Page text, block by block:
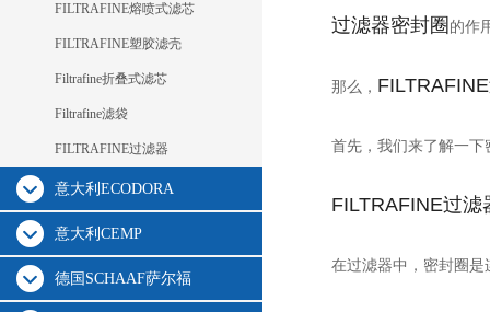
FILTRAFINE熔喷式滤芯
FILTRAFINE塑胶滤壳
Filtrafine折叠式滤芯
Filtrafine滤袋
FILTRAFINE过滤器
意大利ECODORA
意大利CEMP
德国SCHAAF萨尔福
过滤器密封圈 的作
那么，
首先，我们来了解一下
FILTRAFINE过滤
在过滤器中，密封圈